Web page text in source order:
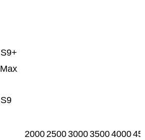
20002500300035004000